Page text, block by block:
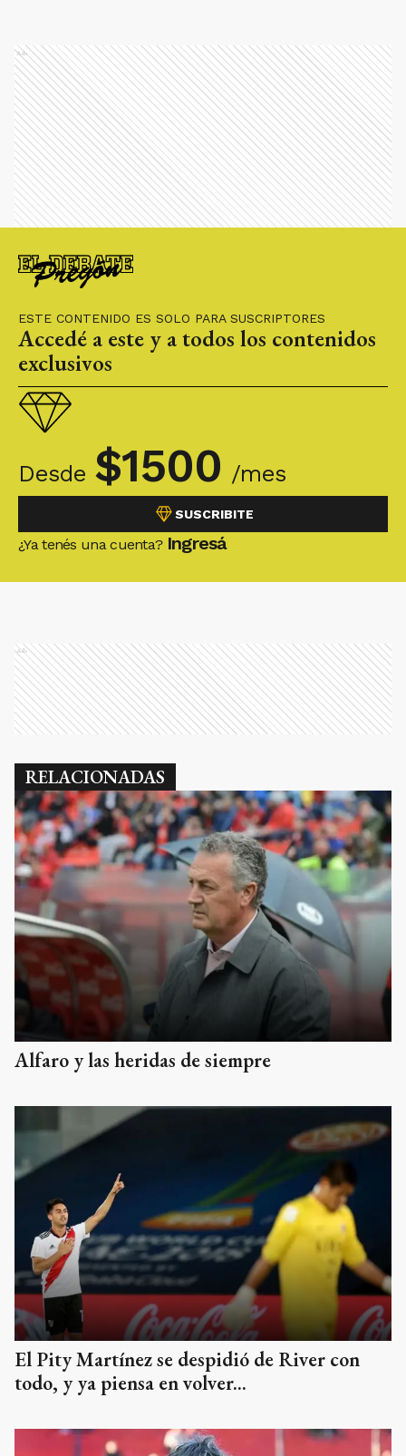
ESTE CONTENIDO ES SOLO PARA SUSCRIPTORES
Accedé a este y a todos los contenidos
exclusivos
Desde $1500 /mes
SUSCRIBITE
¿Ya tenés una cuenta? Ingresá
Ads
Ads
RELACIONADAS
Alfaro y las heridas de siempre
El Pity Martínez se despidió de River con
todo, y ya piensa en volver...